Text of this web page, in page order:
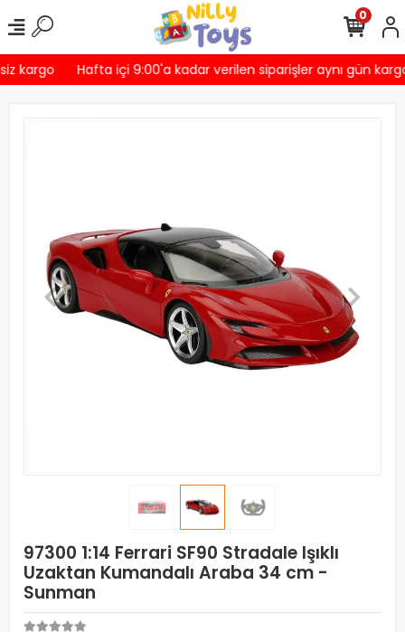
kargo Hafta içi 9:00'a kadar verilen siparişler aynı gün
0
97300 1:14 Ferrari SF90 Stradale Işıklı
Uzaktan Kumandalı Araba 34 cm -
Sunman